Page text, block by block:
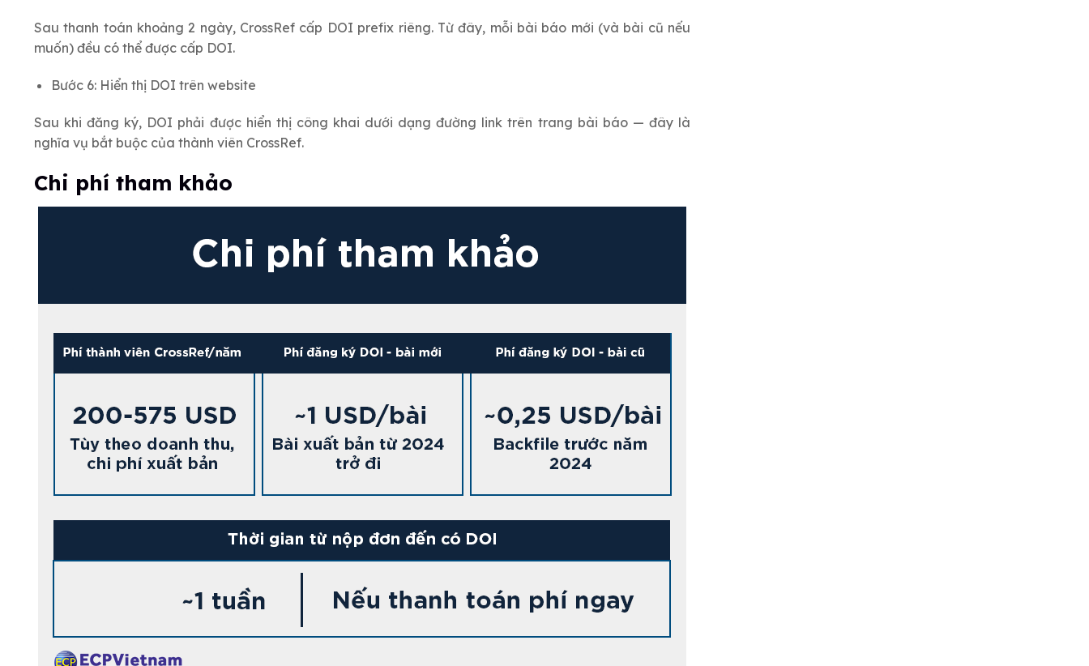
Sau thanh toán khoảng 2 ngày, CrossRef cấp DOI prefix riêng. Từ đây, mỗi bài báo mới (và bài cũ nếu
muốn) đều có thể được cấp DOI.
Bước 6: Hiển thị DOI trên website
Sau khi đăng ký, DOI phải được hiển thị công khai dưới dạng đường link trên trang bài báo — đây là
nghĩa vụ bắt buộc của thành viên CrossRef.
Chi phí tham khảo